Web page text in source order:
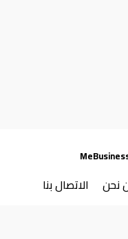
نحن الاتصال بنا